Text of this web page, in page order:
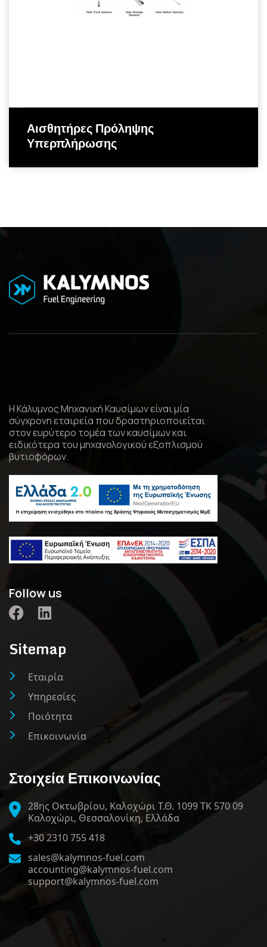
Αισθητήρες Πρόληψης
Υπερπλήρωσης
Η Κάλυμνος Μηχανική Καυσίμων είναι μία
σύγχρονη εταιρεία που δραστηριοποιείται
στον ευρύτερο τομέα των καυσίμων και
ειδικότερα του μηχανολογικού εξοπλισμού
βυτιοφόρων.
Follow us
Sitemap
Εταιρία
Υπηρεσίες
Ποιότητα
Επικοινωνία
Στοιχεία Επικοινωνίας
28ης Οκτωβρίου, Καλοχώρι Τ.Θ. 1099 ΤΚ 570 09
Καλοχώρι, Θεσσαλονίκη, Ελλάδα
+30 2310 755 418
sales@kalymnos-fuel.com
accounting@kalymnos-fuel.com
support@kalymnos-fuel.com